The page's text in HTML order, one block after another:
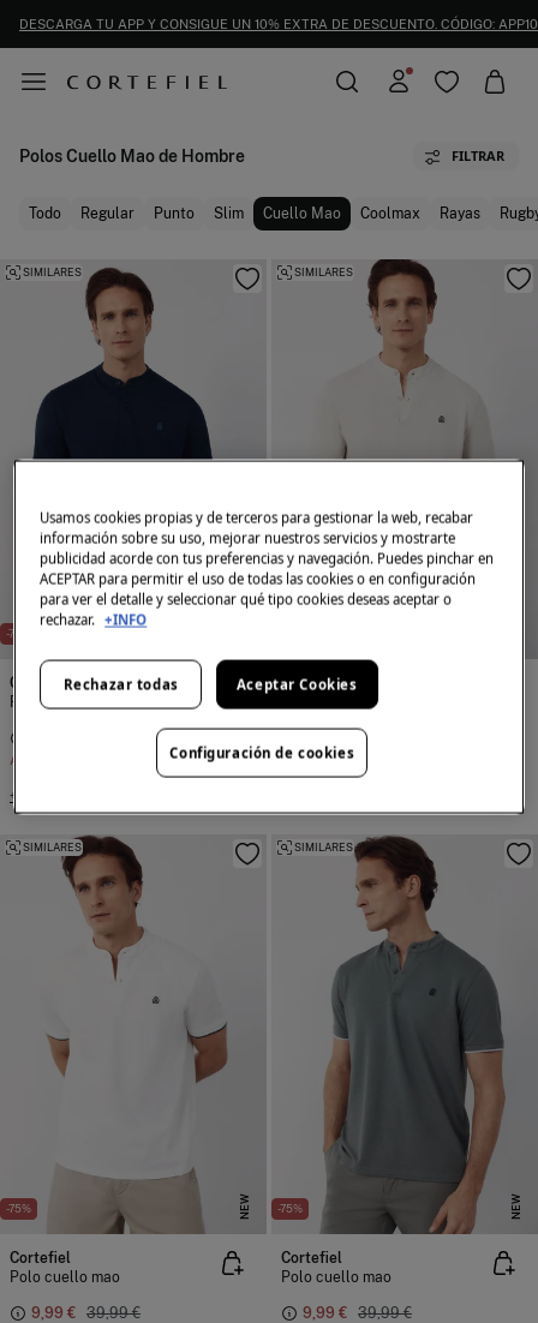
DESCARGA TU APP Y CONSIGUE UN 10% EXTRA DE DESCUENTO. CÓDIGO: APP10
Polos Cuello Mao de Hombre FILTRAR
Todo Regular Punto Slim Cuello Mao Coolmax Rayas
-75%
SIMILARES
Cortefiel
Polo cuello mao
Ahorras
+4 Colores
SIMILARES
Cortefiel
Polo cuello mao
39,99 €
Ahorras30,00 €
-75% NEW
SIMILARES
Cortefiel
Polo cuello mao
9,99 € 39,99 €
-75% NEW
SIMILARES
Cortefiel
Polo cuello mao
9,99 € 39,99 €
Usamos cookies propias y de terceros para gestionar la web, recabar
información sobre su uso, mejorar nuestros servicios y mostrarte
publicidad acorde con tus preferencias y navegación. Puedes pinchar en
ACEPTAR para permitir el uso de todas las cookies o en configuración
para ver el detalle y seleccionar qué tipo cookies deseas aceptar o
rechazar. +INFO
Rechazar todas Aceptar Cookies
Configuración de cookies